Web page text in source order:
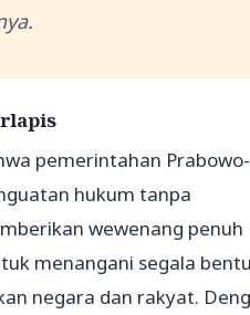
pemerintahan Prabowo-
hukum tanpa
wewenang penuh
menangani segala
negara dan rakyat.